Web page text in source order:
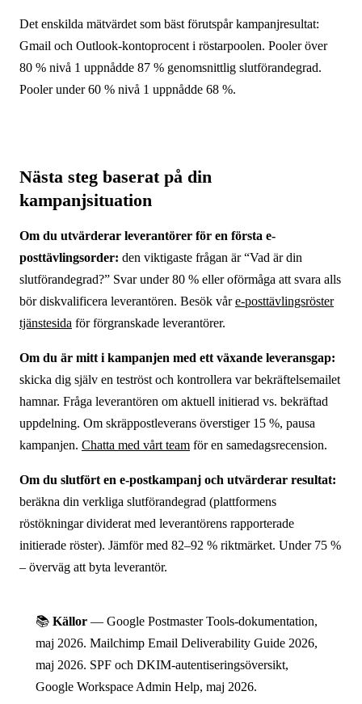
Det enskilda mätvärdet som bäst förutspår kampanjresultat:
Gmail och Outlook-kontoprocent i röstarpoolen. Pooler över
80 % nivå 1 uppnådde 87 % genomsnittlig slutförandegrad.
Pooler under 60 % nivå 1 uppnådde 68 %.
Nästa steg baserat på din
kampanjsituation
Om du utvärderar leverantörer för en första e-
posttävlingsorder: den viktigaste frågan är “Vad är din
slutförandegrad?” Svar under 80 % eller oförmåga att svara alls
bör diskvalificera leverantören. Besök våre-posttävlingsröster
tjänstesida för förgranskade leverantörer.
Om du är mitt i kampanjen med ett växande leveransgap:
skicka dig själv en teströst och kontrollera var bekräftelsemailet
hamnar. Fråga leverantören om aktuell initierad vs. bekräftad
uppdelning. Om skräppostleverans överstiger 15 %, pausa
kampanjen. Chatta med vårt team för en samedagsrecension.
Om du slutfört en e-postkampanj och utvärderar resultat:
beräkna din verkliga slutförandegrad (plattformens
röstökningar dividerat med leverantörens rapporterade
initierade röster). Jämför med 82–92 % riktmärket. Under 75 %
– överväg att byta leverantör.
📚 Källor — Google Postmaster Tools-dokumentation,
maj 2026. Mailchimp Email Deliverability Guide 2026,
maj 2026. SPF och DKIM-autentiseringsöversikt,
Google Workspace Admin Help, maj 2026.